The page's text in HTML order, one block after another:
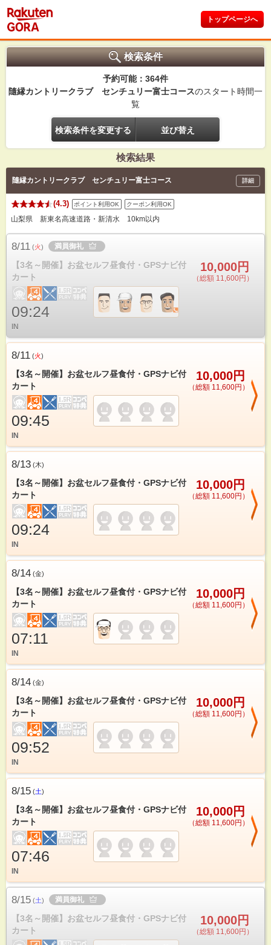
トップページへ
検索条件
予約可能：364件
隨縁カントリークラブ センチュリー富士コースのスタート時間一
覧
検索条件を変更する 並び替え
検索結果
隨縁カントリークラブ センチュリー富士コース 詳細
(4.3) ポイント利用OK クーポン利用OK
山梨県 新東名高速道路・新清水 10km以内
8/11 (火) 満員御礼
【3名～開催】お盆セルフ昼食付・GPSナビ付
カート
10,000円
（総額 11,600円）
09:24
IN
8/11 (火)
【3名～開催】お盆セルフ昼食付・GPSナビ付
カート
10,000円
（総額 11,600円）
09:45
IN
8/13 (木)
【3名～開催】お盆セルフ昼食付・GPSナビ付
カート
10,000円
（総額 11,600円）
09:24
IN
8/14 (金)
【3名～開催】お盆セルフ昼食付・GPSナビ付
カート
10,000円
（総額 11,600円）
07:11
IN
8/14 (金)
【3名～開催】お盆セルフ昼食付・GPSナビ付
カート
10,000円
（総額 11,600円）
09:52
IN
8/15 (土)
【3名～開催】お盆セルフ昼食付・GPSナビ付
カート
10,000円
（総額 11,600円）
07:46
IN
8/15 (土) 満員御礼
【3名～開催】お盆セルフ昼食付・GPSナビ付
カート
10,000円
（総額 11,600円）